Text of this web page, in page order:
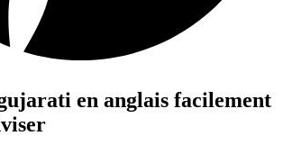
en anglais facilement